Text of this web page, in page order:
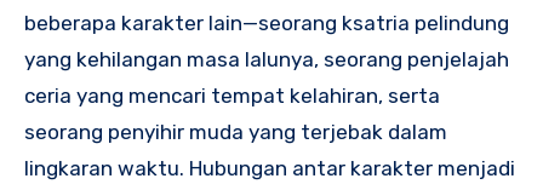
beberapa karakter lain—seorang ksatria pelindung
yang kehilangan masa lalunya, seorang penjelajah
ceria yang mencari tempat kelahiran, serta
seorang penyihir muda yang terjebak dalam
lingkaran waktu. Hubungan antar karakter menjadi